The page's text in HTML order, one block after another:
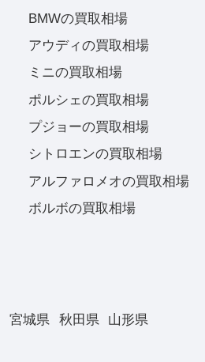
BMWの買取相場
アウディの買取相場
ミニの買取相場
ポルシェの買取相場
プジョーの買取相場
シトロエンの買取相場
アルファロメオの買取相場
ボルボの買取相場
宮城県 秋田県
山形県